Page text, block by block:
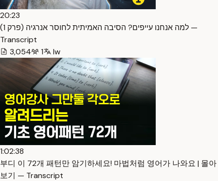
20:23
למה אנחנו עייפים? הסיבה האמיתית לחוסר אנרגיה (פרק 1) —
Transcript
3,054
1 Iw
1:02:38
부디 이 72개 패턴만 암기하세요! 마법처럼 영어가 나와요 | 몰아
보기 — Transcript